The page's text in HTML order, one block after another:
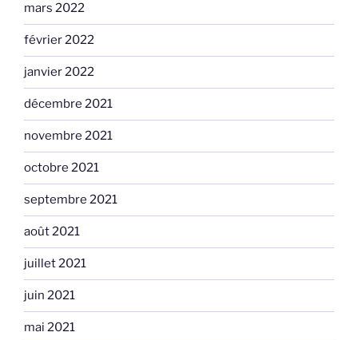
mars 2022
février 2022
janvier 2022
décembre 2021
novembre 2021
octobre 2021
septembre 2021
août 2021
juillet 2021
juin 2021
mai 2021